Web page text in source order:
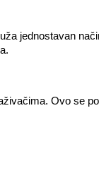
jednostavan
Ovo se